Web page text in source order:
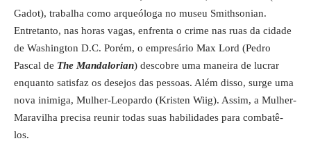
Gadot), trabalha como arqueóloga no museu Smithsonian.
Entretanto, nas horas vagas, enfrenta o crime nas ruas da cidade
de Washington D.C. Porém, o empresário Max Lord (Pedro
Pascal de The Mandalorian) descobre uma maneira de lucrar
enquanto satisfaz os desejos das pessoas. Além disso, surge uma
nova inimiga, Mulher-Leopardo (Kristen Wiig). Assim, a Mulher-
Maravilha precisa reunir todas suas habilidades para combatê-
los.